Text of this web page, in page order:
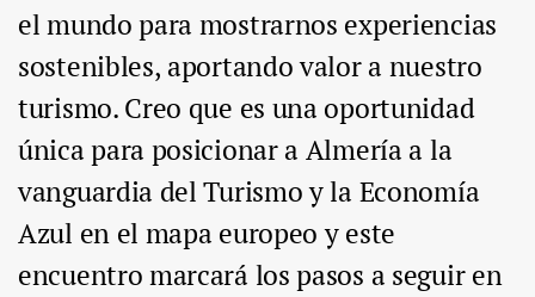
el mundo para mostrarnos experiencias
sostenibles, aportando valor a nuestro
turismo. Creo que es una oportunidad
única para posicionar a Almería a la
vanguardia del Turismo y la Economía
Azul en el mapa europeo y este
encuentro marcará los pasos a seguir en